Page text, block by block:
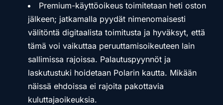
Premium-käyttöoikeus toimitetaan heti oston
jälkeen; jatkamalla pyydät nimenomaisesti
välitöntä digitaalista toimitusta ja hyväksyt, että
tämä voi vaikuttaa peruuttamisoikeuteen lain
sallimissa rajoissa. Palautuspyynnöt ja
laskutustuki hoidetaan Polarin kautta. Mikään
näissä ehdoissa ei rajoita pakottavia
kuluttajaoikeuksia.